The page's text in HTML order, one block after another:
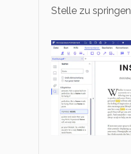
Stelle zu springen